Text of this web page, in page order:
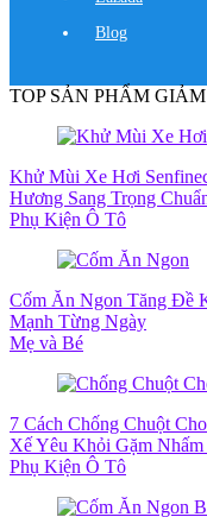
Blog
TOP SẢN PHẨM
Khử Mùi Xe Hơi
Hương Sang Trọng
Phụ Kiện Ô Tô
Cốm Ăn Ngon Tăng Đề
Mạnh Từng Ngày
Mẹ và Bé
7 Cách Chống Chuột
Xế Yêu Khỏi Gặm
Phụ Kiện Ô Tô